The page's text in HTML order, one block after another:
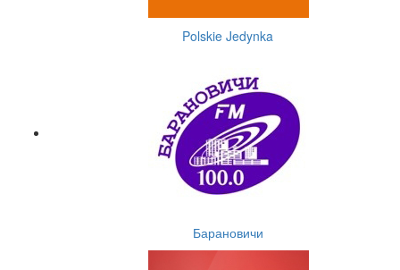
Polskie Jedynka
Барановичи